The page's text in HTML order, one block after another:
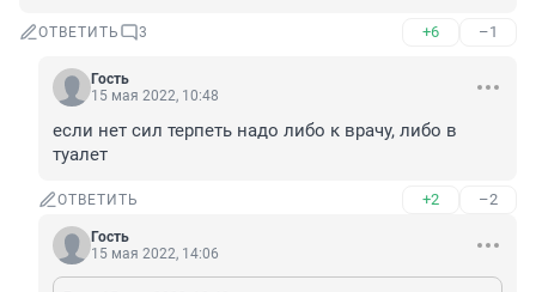
ОТВЕТИТЬ 3 +6 –1
Гость
15 мая 2022, 10:48
если нет сил терпеть надо либо к врачу, либо в
туалет
ОТВЕТИТЬ +2 –2
Гость
15 мая 2022, 14:06